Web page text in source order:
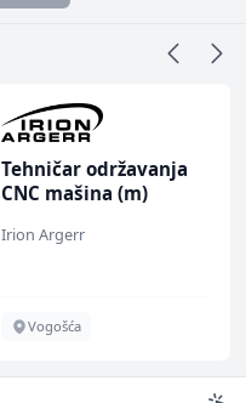
Tehničar održavanja
CNC mašina (m)
Irion Argerr
Vogošća